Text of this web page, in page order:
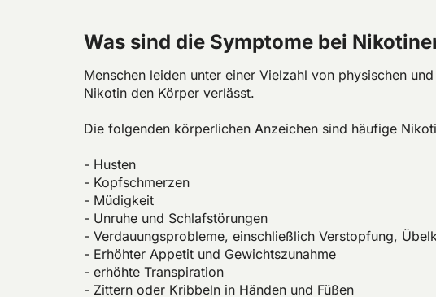
Was sind die Symptome bei
Menschen leiden unter einer Vielzahl von physischen
Nikotin den Körper verlässt.
Die folgenden körperlichen Anzeichen sind häufige
- Husten
- Kopfschmerzen
- Müdigkeit
- Unruhe und Schlafstörungen
- Verdauungsprobleme, einschließlich Verstopfung,
- Erhöhter Appetit und Gewichtszunahme
- erhöhte Transpiration
- Zittern oder Kribbeln in Händen und Füßen